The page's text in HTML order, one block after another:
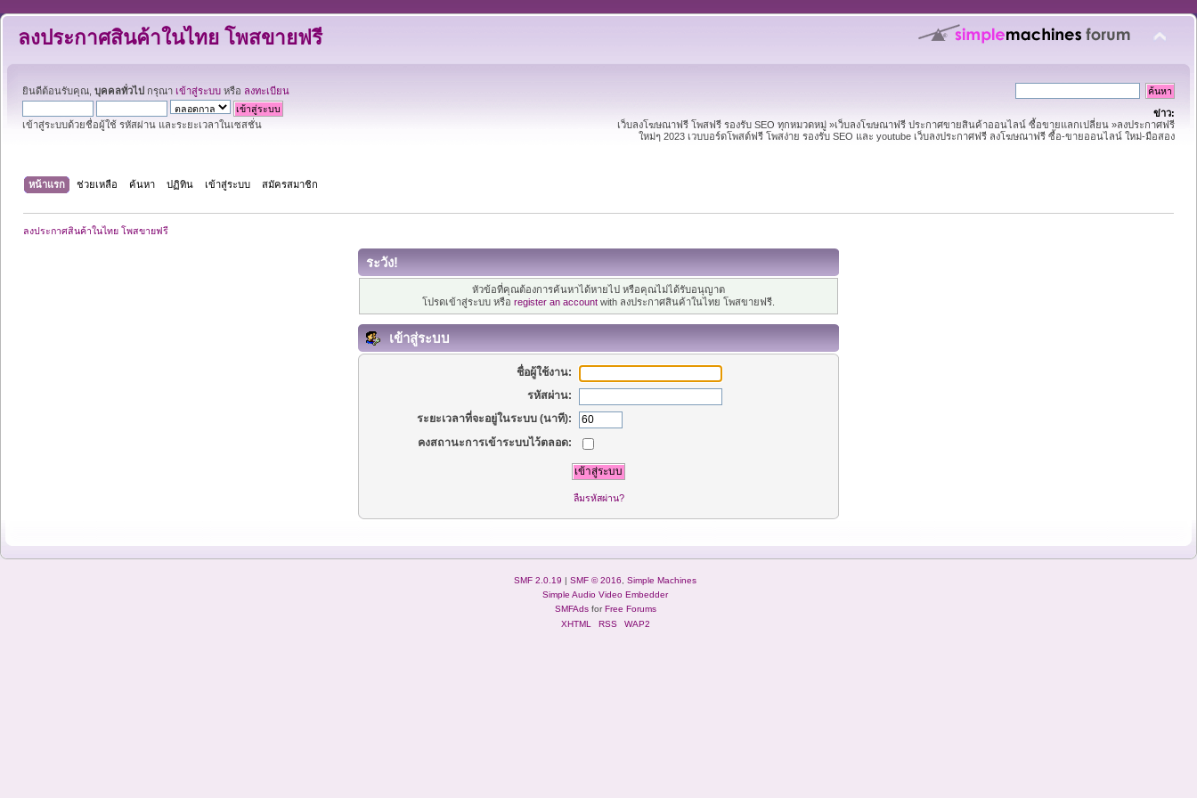
ลงประกาศสินค้าในไทย โพสขายฟรี
ยินดีต้อนรับคุณ, บุคคลทั่วไป กรุณา เข้าสู่ระบบ หรือ ลงทะเบียน
เข้าสู่ระบบด้วยชื่อผู้ใช้ รหัสผ่าน และระยะเวลาในเซสชั่น
ข่าว:
เว็บลงโฆษณาฟรี โพสฟรี รองรับ SEO ทุกหมวดหมู่ »เว็บลงโฆษณาฟรี ประกาศขายสินค้าออนไลน์ ซื้อขายแลกเปลี่ยน »ลงประกาศฟรี
ใหม่ๆ 2023 เวบบอร์ดโพสต์ฟรี โพสง่าย รองรับ SEO และ youtube เว็บลงประกาศฟรี ลงโฆษณาฟรี ซื้อ-ขายออนไลน์ ใหม่-มือสอง
หน้าแรก ช่วยเหลือ ค้นหา ปฏิทิน เข้าสู่ระบบ สมัครสมาชิก
ลงประกาศสินค้าในไทย โพสขายฟรี
ระวัง!
หัวข้อที่คุณต้องการค้นหาได้หายไป หรือคุณไม่ได้รับอนุญาต
โปรดเข้าสู่ระบบ หรือ register an account with ลงประกาศสินค้าในไทย โพสขายฟรี.
เข้าสู่ระบบ
ชื่อผู้ใช้งาน:
รหัสผ่าน:
ระยะเวลาที่จะอยู่ในระบบ (นาที):
คงสถานะการเข้าระบบไว้ตลอด:
ลืมรหัสผ่าน?
SMF 2.0.19 | SMF © 2016
Simple Machines
Simple Audio Video Embedder
SMFAdsforFree Forums
XHTML
RSS WAP2